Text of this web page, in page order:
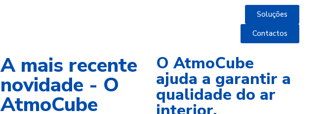
Soluções
Contactos
A mais recente
novidade - O
AtmoCube
O AtmoCube
ajuda a garantir a
qualidade do ar